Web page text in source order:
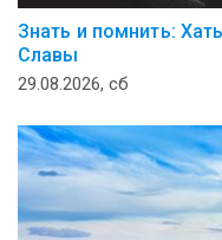
Знать и помнить:
Славы
29.08.2026, сб